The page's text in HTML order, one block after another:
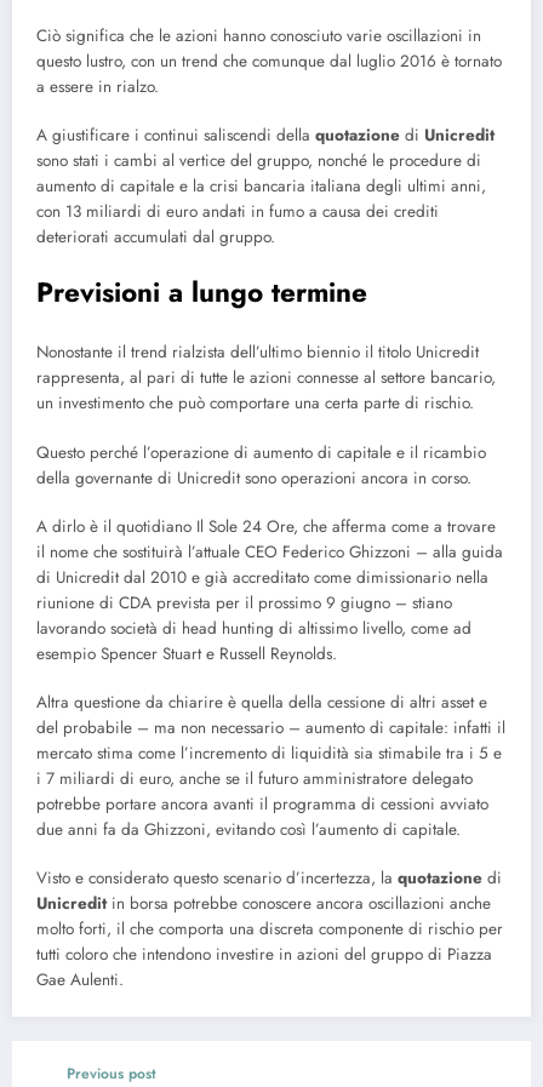
Ciò significa che le azioni hanno conosciuto varie oscillazioni in
questo lustro, con un trend che comunque dal luglio 2016 è tornato
a essere in rialzo.
A giustificare i continui saliscendi della quotazione di Unicredit
sono stati i cambi al vertice del gruppo, nonché le procedure di
aumento di capitale e la crisi bancaria italiana degli ultimi anni,
con 13 miliardi di euro andati in fumo a causa dei crediti
deteriorati accumulati dal gruppo.
Previsioni a lungo termine
Nonostante il trend rialzista dell’ultimo biennio il titolo Unicredit
rappresenta, al pari di tutte le azioni connesse al settore bancario,
un investimento che può comportare una certa parte di rischio.
Questo perché l’operazione di aumento di capitale e il ricambio
della governante di Unicredit sono operazioni ancora in corso.
A dirlo è il quotidiano Il Sole 24 Ore, che afferma come a trovare
il nome che sostituirà l’attuale CEO Federico Ghizzoni – alla guida
di Unicredit dal 2010 e già accreditato come dimissionario nella
riunione di CDA prevista per il prossimo 9 giugno – stiano
lavorando società di head hunting di altissimo livello, come ad
esempio Spencer Stuart e Russell Reynolds.
Altra questione da chiarire è quella della cessione di altri asset e
del probabile – ma non necessario – aumento di capitale: infatti il
mercato stima come l’incremento di liquidità sia stimabile tra i 5 e
i 7 miliardi di euro, anche se il futuro amministratore delegato
potrebbe portare ancora avanti il programma di cessioni avviato
due anni fa da Ghizzoni, evitando così l’aumento di capitale.
Visto e considerato questo scenario d’incertezza, la quotazione di
Unicreditin borsa potrebbe conoscere ancora oscillazioni anche
molto forti, il che comporta una discreta componente di rischio per
tutti coloro che intendono investire in azioni del gruppo di Piazza
Gae Aulenti.
Previous post